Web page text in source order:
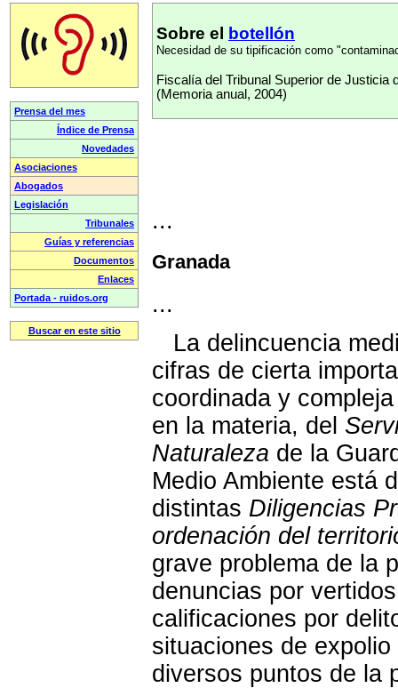
Sobre el botellón
Necesidad de su tipificación como
Fiscalía del Tribunal Superior de Justicia
(Memoria anual, 2004)
...
Granada
...
La delincuencia
cifras de cierta
coordinada y
en la materia, del
Naturaleza de la
Medio Ambiente está
distintas Diligencias
ordenación del
grave problema de la
denuncias por
calificaciones por
situaciones de
diversos puntos de la